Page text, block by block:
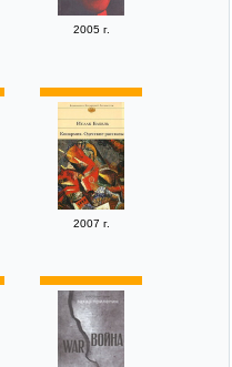
2005 г.
2007 г.